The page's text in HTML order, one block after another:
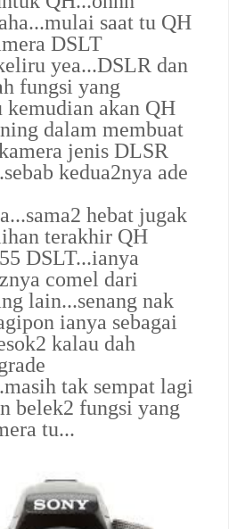
saat tu QH
DSLT
yea...DSLR dan
fungsi yang
kemudian akan QH
dalam membuat
jenis DLSR
kedua2nya ade
hebat jugak
terakhir QH
DSLT...ianya
comel dari
lain...senang nak
ianya sebagai
kalau dah
tak sempat lagi
belek2 fungsi yang
tu...